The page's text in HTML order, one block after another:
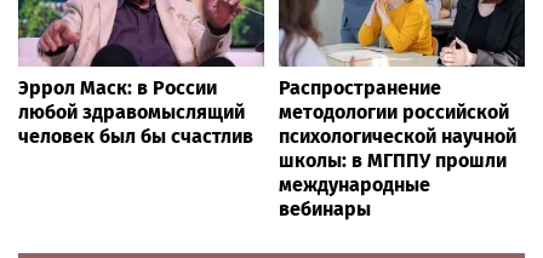
Эррол Маск: в России
любой здравомыслящий
человек был бы счастлив
Распространение
методологии российской
психологической научной
школы: в МГППУ прошли
международные
вебинары